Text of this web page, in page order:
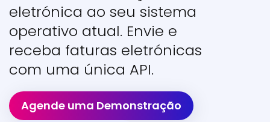
eletrónica ao seu sistema
operativo atual. Envie e
receba faturas eletrónicas
com uma única API.
Agende uma Demonstração